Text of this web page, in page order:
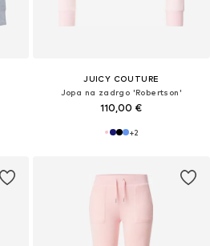
JUICY COUTURE
Jopa na zadrgo 'Robertson'
110,00 €
+2